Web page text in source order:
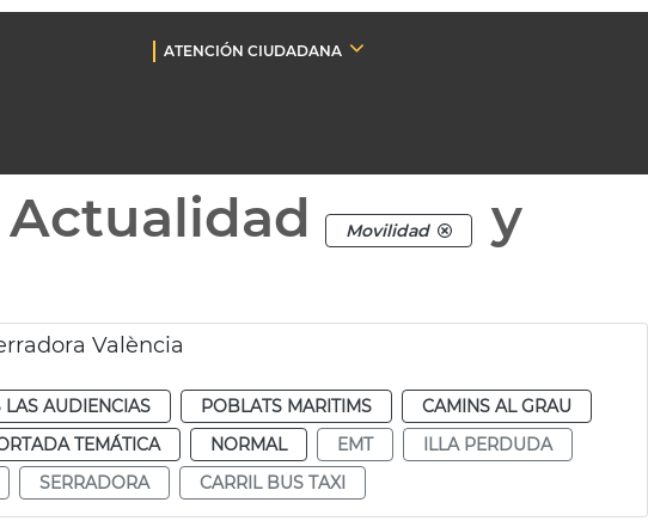
ATENCIÓN CIUDADANA
Movilidad
y
València
LAS AUDIENCIAS POBLATS MARITIMS
CAMINS AL GRAU
TEMÁTICA NORMAL EMT
ILLA PERDUDA
SERRADORA CARRIL BUS TAXI